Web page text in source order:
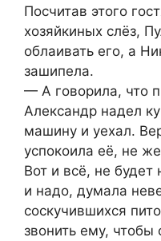
Посчитав этого
хозяйкиных слёз,
облаивать его, а
зашипела.
— А говорила, что
Александр надел
машину и уехал.
успокоила её, не
Вот и всё, не будет
и надо, думала
соскучившихся
звонить ему, чтобы